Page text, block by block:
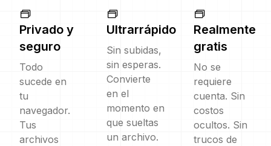
Privado y
seguro
Todo
sucede en
tu
navegador.
Tus
archivos
Ultrarrápido
Sin subidas,
sin esperas.
Convierte
en el
momento en
que sueltas
un archivo.
Realmente
gratis
No se
requiere
cuenta. Sin
costos
ocultos. Sin
trucos de